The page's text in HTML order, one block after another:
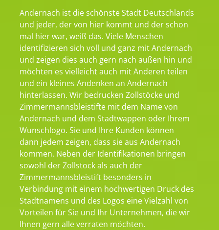
Andernach ist die schönste Stadt Deutschlands
und jeder, der von hier kommt und der schon
mal hier war, weiß das. Viele Menschen
identifizieren sich voll und ganz mit Andernach
und zeigen dies auch gern nach außen hin und
möchten es vielleicht auch mit Anderen teilen
und ein kleines Andenken an Andernach
hinterlassen. Wir bedrucken Zollstöcke und
Zimmermannsbleistifte mit dem Name von
Andernach und dem Stadtwappen oder Ihrem
Wunschlogo. Sie und Ihre Kunden können
dann jedem zeigen, dass sie aus Andernach
kommen. Neben der Identifikationen bringen
sowohl der Zollstock als auch der
Zimmermannsbleistift besonders in
Verbindung mit einem hochwertigen Druck des
Stadtnamens und des Logos eine Vielzahl von
Vorteilen für Sie und Ihr Unternehmen, die wir
Ihnen gern alle verraten möchten.